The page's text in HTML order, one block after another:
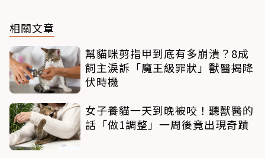
相關文章
幫貓咪剪指甲到底有多崩潰？8成
飼主淚訴「魔王級罪狀」獸醫揭降
伏時機
女子養貓一天到晚被咬！聽獸醫的
話「做1調整」一周後竟出現奇蹟